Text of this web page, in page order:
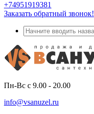
+74951919381
Заказать обратный звонок!
Пн-Вс с 9.00 - 20.00
info@vsanuzel.ru